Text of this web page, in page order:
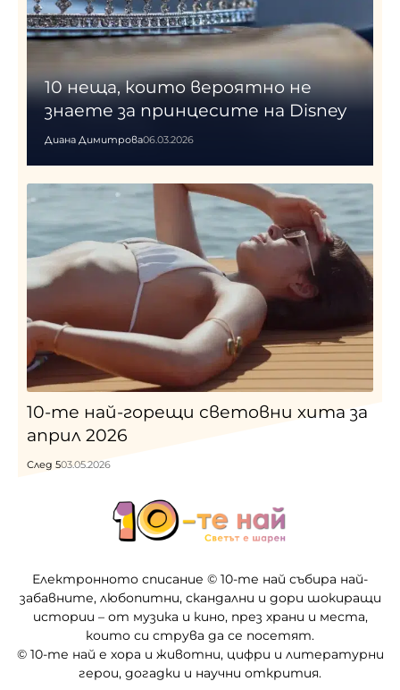
10 неща, които вероятно не
знаете за принцесите на Disney
Диана Димитрова06.03.2026
10-те най-горещи световни хита за
април 2026
След 503.05.2026
Електронното списание © 10-те най събира най-
забавните, любопитни, скандални и дори шокиращи
истории – от музика и кино, през храни и места,
които си струва да се посетят.
© 10-те най е хора и животни, цифри и литературни
герои, догадки и научни открития.